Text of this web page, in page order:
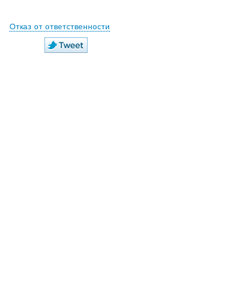
Отказ от ответственности